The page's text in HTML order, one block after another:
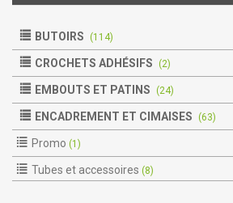
BUTOIRS (114)
CROCHETS ADHÉSIFS (2)
EMBOUTS ET PATINS (24)
ENCADREMENT ET CIMAISES (63)
Promo (1)
Tubes et accessoires (8)